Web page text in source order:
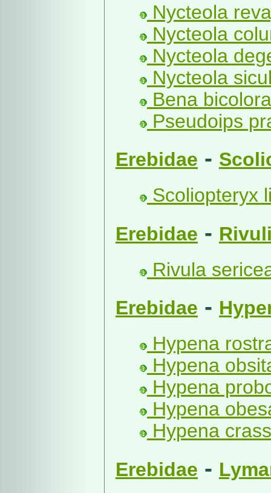
Nycteola
Nycteola
Nycteola
Nycteola
Bena
Pseudoips
Erebidae -
Scoliopteryx
Erebidae -
Rivula
Erebidae -
Hypena
Hypena
Hypena
Hypena
Hypena
Erebidae -